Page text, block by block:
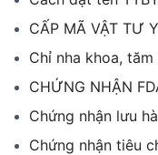
CẤP MÃ VẬT TƯ
Chỉ nha khoa, tăm
CHỨNG NHẬN
Chứng nhận lưu
Chứng nhận tiêu